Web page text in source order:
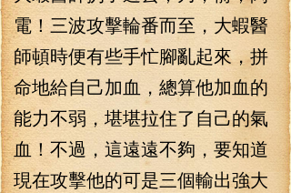
電！三波攻擊輪番而至，大蝦醫
師頓時便有些手忙腳亂起來，拼
命地給自己加血，總算他加血的
能力不弱，堪堪拉住了自己的氣
血！不過，這遠遠不夠，要知道
現在攻擊他的可是三個輸出強大